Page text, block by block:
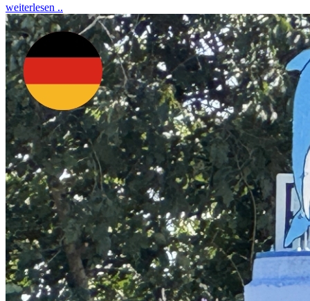
weiterlesen ..